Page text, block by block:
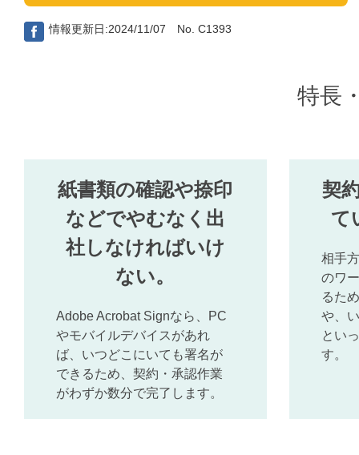
情報更新日:2024/11/07 No. C1393
特長
紙書類の確認や捺印
などでやむなく出
社しなければいけ
ない。
Adobe Acrobat Signなら、PC
やモバイルデバイスがあれ
ば、いつどこにいても署名が
できるため、契約・承認作業
がわずか数分で完了します。
契
て
相手
のワ
るた
や、
とい
す。